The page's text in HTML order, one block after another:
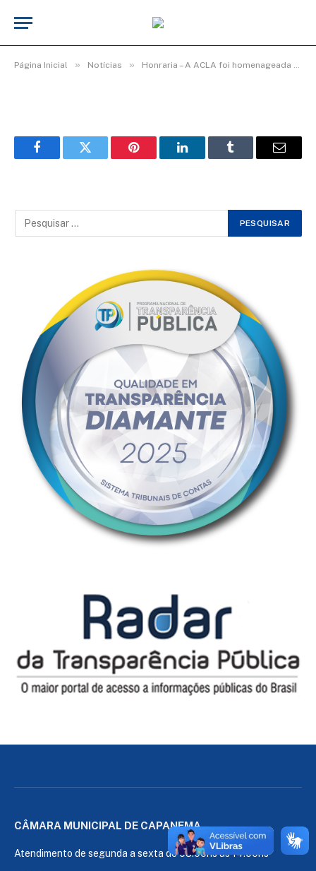
Página Inicial » Notícias » Honraria – A ACLA foi homenageada pelo Poder Legislativo de Capanema.
08.34.36 (1)
FacebookTwitter Pinterest LinkedInTumblr Email
CÂMARA MUNICIPAL DE CAPANEMA
Atendimento de segunda a sexta de 08:00hs às 14:00hs